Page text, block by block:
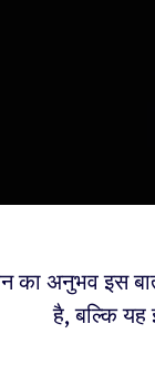
का अनुभव इस
है, बल्कि यह